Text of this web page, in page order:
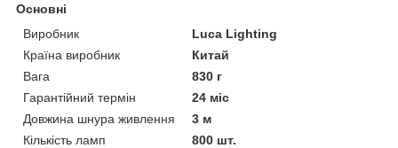
Основні
Виробник
Luca Lighting
Країна виробник
Китай
Вага
830 г
Гарантійний термін
24 міс
Довжина шнура живлення
3 м
Кількість ламп
800 шт.